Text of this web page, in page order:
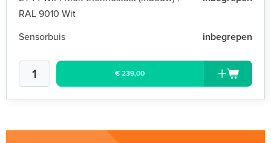
RAL 9010 Wit
Sensorbuis inbegrepen
€ 239,00